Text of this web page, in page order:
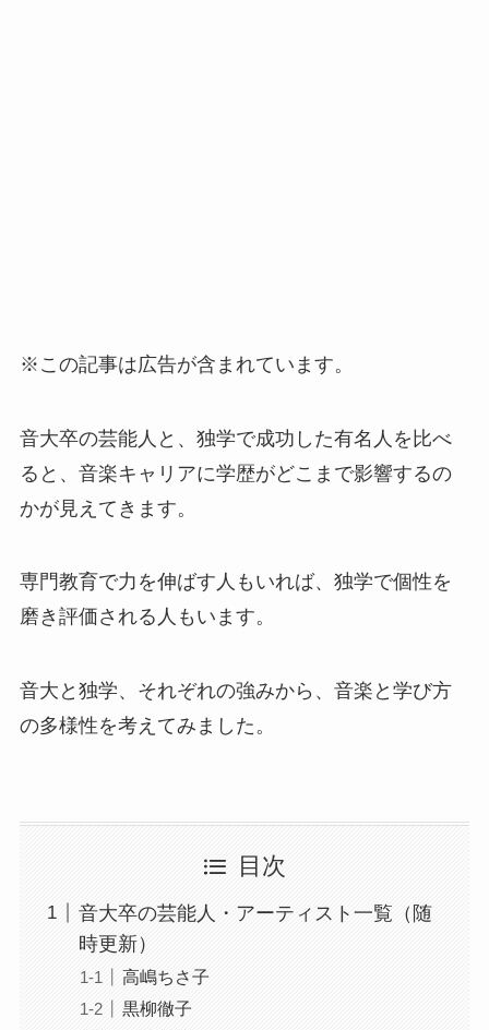
※この記事は広告が含まれています。
音大卒の芸能人と、独学で成功した有名人を比べ
ると、音楽キャリアに学歴がどこまで影響するの
かが見えてきます。
専門教育で力を伸ばす人もいれば、独学で個性を
磨き評価される人もいます。
音大と独学、それぞれの強みから、音楽と学び方
の多様性を考えてみました。
目次
音大卒の芸能人・アーティスト一覧（随
時更新）
高嶋ちさ子
黒柳徹子